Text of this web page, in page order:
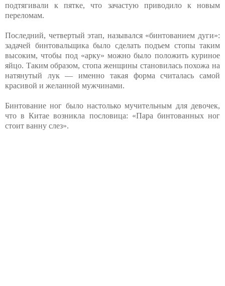
подтягивали к пятке, что зачастую приводило к новым
переломам.
Последний, четвертый этап, назывался «бинтованием дуги»:
задачей бинтовальщика было сделать подъем стопы таким
высоким, чтобы под «арку» можно было положить куриное
яйцо. Таким образом, стопа женщины становилась похожа на
натянутый лук — именно такая форма считалась самой
красивой и желанной мужчинами.
Бинтование ног было настолько мучительным для девочек,
что в Китае возникла пословица: «Пара бинтованных ног
стоит ванну слез».